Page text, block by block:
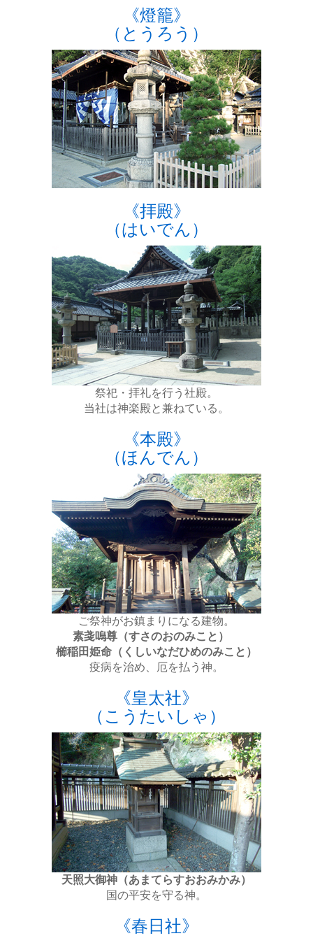
《燈籠》
（とうろう）
《拝殿》
（はいでん）
祭祀・拝礼を行う社殿。
当社は神楽殿と兼ねている。
《本殿》
（ほんでん）
ご祭神がお鎮まりになる建物。
素戔嗚尊（すさのおのみこと）
櫛稲田姫命（くしいなだひめのみこと）
疫病を治め、厄を払う神。
《皇太社》
（こうたいしゃ）
天照大御神（あまてらすおおみかみ）
国の平安を守る神。
《春日社》